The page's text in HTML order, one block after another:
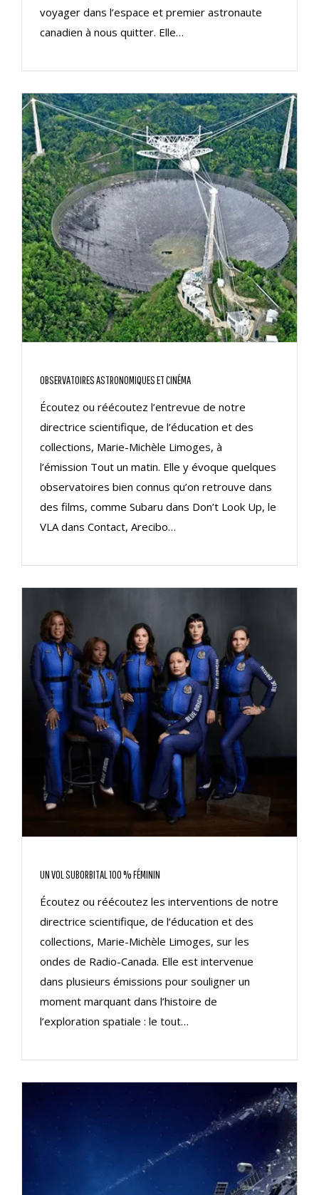
voyager dans l’espace et premier astronaute
canadien à nous quitter. Elle…
OBSERVATOIRES ASTRONOMIQUES ET CINÉMA
Écoutez ou réécoutez l’entrevue de notre
directrice scientifique, de l’éducation et des
collections, Marie-Michèle Limoges, à
l’émission Tout un matin. Elle y évoque quelques
observatoires bien connus qu’on retrouve dans
des films, comme Subaru dans Don’t Look Up, le
VLA dans Contact, Arecibo…
UN VOL SUBORBITAL 100 % FÉMININ
Écoutez ou réécoutez les interventions de notre
directrice scientifique, de l’éducation et des
collections, Marie-Michèle Limoges, sur les
ondes de Radio-Canada. Elle est intervenue
dans plusieurs émissions pour souligner un
moment marquant dans l’histoire de
l’exploration spatiale : le tout…